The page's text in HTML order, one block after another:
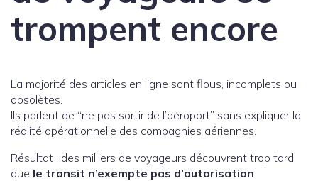
trompent encore
La majorité des articles en ligne sont flous, incomplets ou
obsolètes.
Ils parlent de “ne pas sortir de l’aéroport” sans expliquer la
réalité opérationnelle des compagnies aériennes.
Résultat : des milliers de voyageurs découvrent trop tard
que le transit n’exempte pas d’autorisation